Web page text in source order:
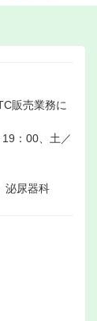
販売業務に
：00、土／
泌尿器科